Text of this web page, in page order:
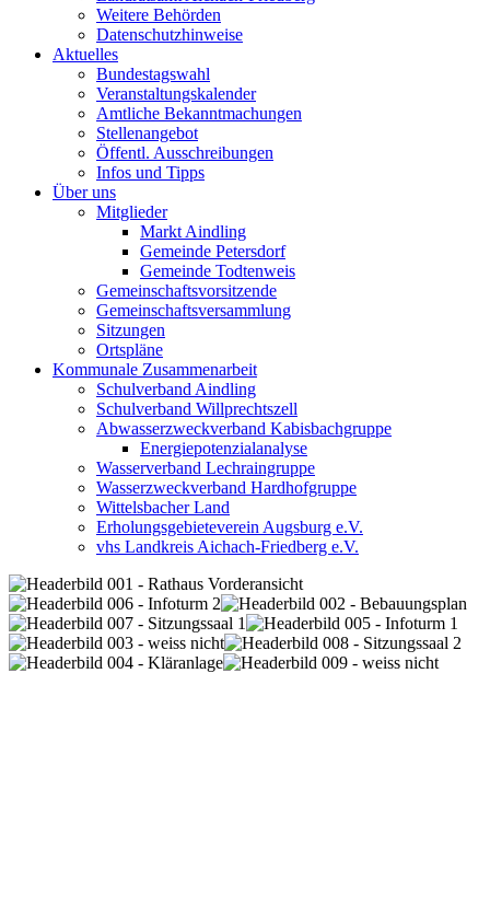
Weitere Behörden
Datenschutzhinweise
Aktuelles
Bundestagswahl
Veranstaltungskalender
Amtliche Bekanntmachungen
Stellenangebot
Öffentl. Ausschreibungen
Infos und Tipps
Über uns
Mitglieder
Markt Aindling
Gemeinde Petersdorf
Gemeinde Todtenweis
Gemeinschaftsvorsitzende
Gemeinschaftsversammlung
Sitzungen
Ortspläne
Kommunale Zusammenarbeit
Schulverband Aindling
Schulverband Willprechtszell
Abwasserzweckverband Kabisbachgruppe
Energiepotenzialanalyse
Wasserverband Lechraingruppe
Wasserzweckverband Hardhofgruppe
Wittelsbacher Land
Erholungsgebieteverein Augsburg e.V.
vhs Landkreis Aichach-Friedberg e.V.